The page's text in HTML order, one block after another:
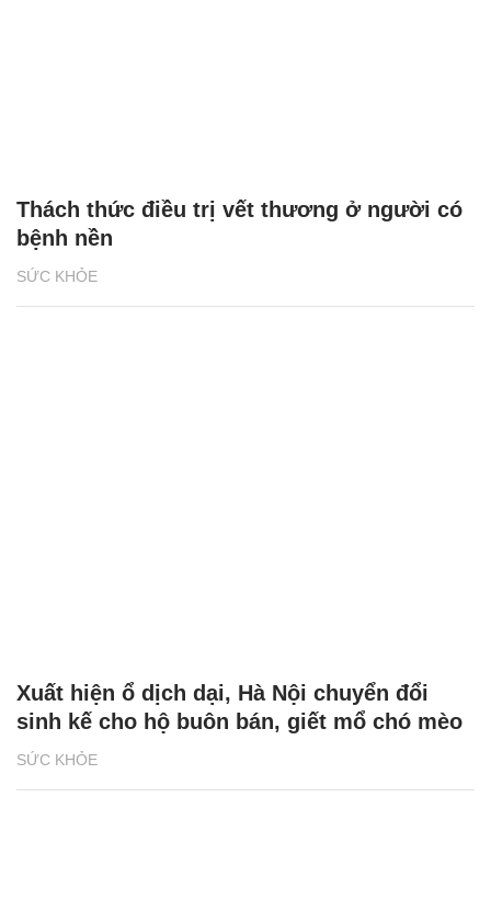
SỨC KHỎE
Thách thức điều trị vết thương ở người có
bệnh nền
SỨC KHỎE
Xuất hiện ổ dịch dại, Hà Nội chuyển đổi
sinh kế cho hộ buôn bán, giết mổ chó mèo